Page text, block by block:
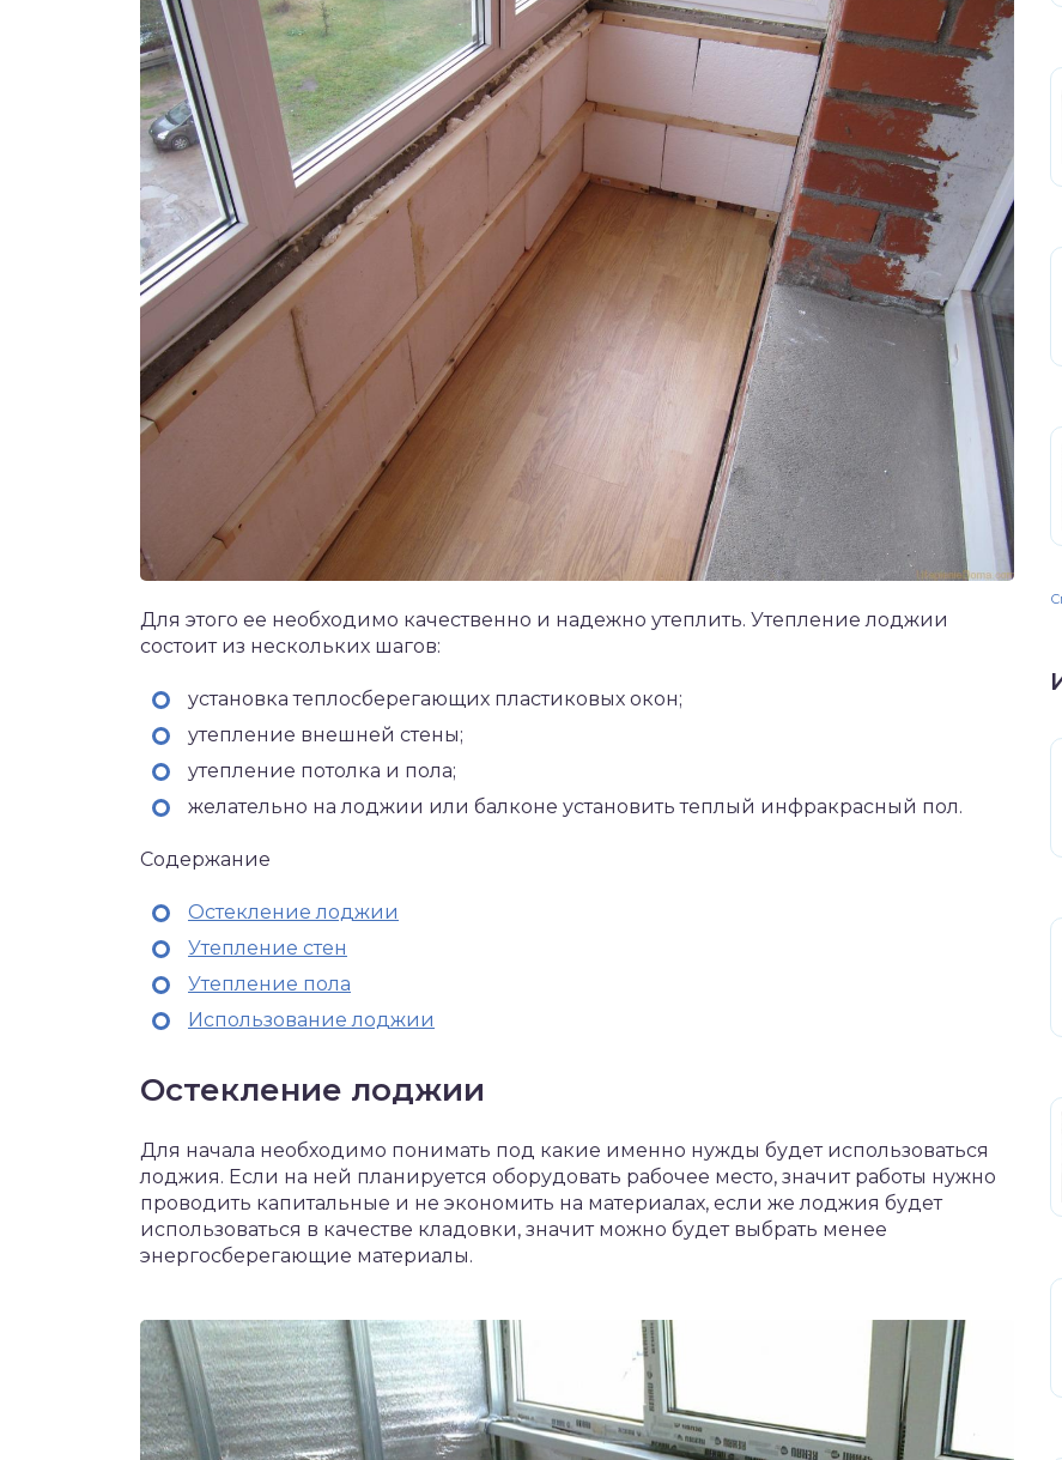
Для этого ее необходимо качественно и надежно утеплить. Утепление лоджии
состоит из нескольких шагов:
установка теплосберегающих пластиковых окон;
утепление внешней стены;
утепление потолка и пола;
желательно на лоджии или балконе установить теплый инфракрасный пол.
Содержание
Остекление лоджии
Утепление стен
Утепление пола
Использование лоджии
Остекление лоджии
Для начала необходимо понимать под какие именно нужды будет использоваться
лоджия. Если на ней планируется оборудовать рабочее место, значит работы нужно
проводить капитальные и не экономить на материалах, если же лоджия будет
использоваться в качестве кладовки, значит можно будет выбрать менее
энергосберегающие материалы.